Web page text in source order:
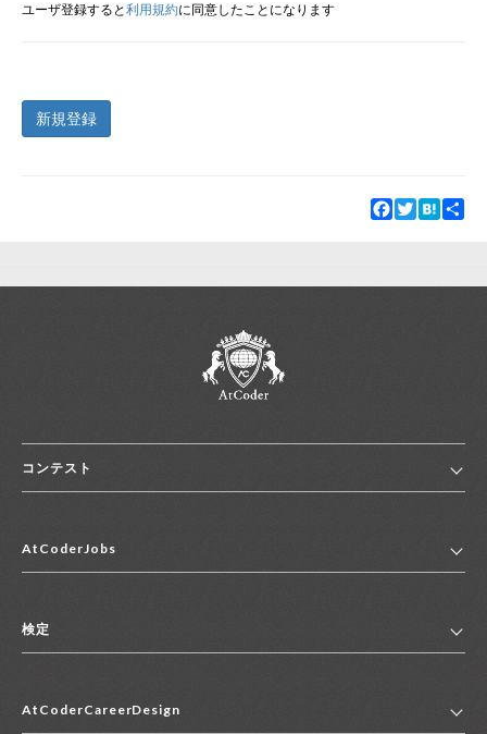
ユーザ登録すると利用規約に同意したことになります
新規登録
Facebook
TwitterHatena
コンテスト
コンテスト一覧
便利リンク集
AtCoderJobs
2027年新卒採用求人一覧
中途採用求人一覧
検定
マイページ
AtCoderCareerDesign